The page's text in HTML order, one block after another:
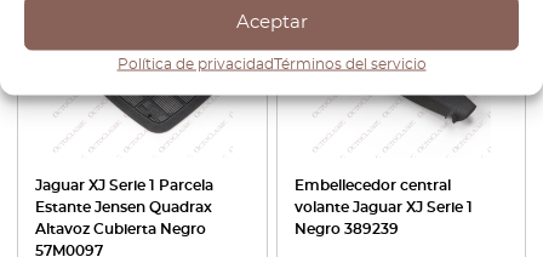
Aceptar
Política de privacidadTérminos del servicio
Jaguar XJ Serie 1 Parcela
Estante Jensen Quadrax
Altavoz Cubierta Negro
57M0097
Embellecedor central
volante Jaguar XJ Serie 1
Negro 389239